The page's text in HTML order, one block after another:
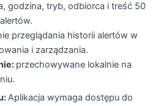
godzina, tryb, odbiorca i treść 50
przeglądania historii alertów w
i zarządzania.
przechowywane lokalnie na
Aplikacja wymaga dostępu do